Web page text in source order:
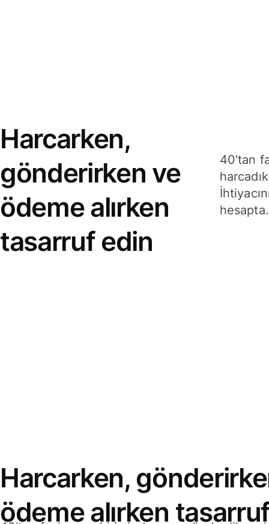
Harcarken,
gönderirken ve
ödeme alırken
tasarruf edin
40'tan
hesapta.
Harcarken,
ödeme alırken